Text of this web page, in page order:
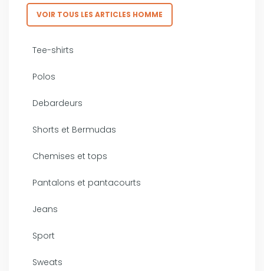
VOIR TOUS LES ARTICLES HOMME
Tee-shirts
Polos
Debardeurs
Shorts et Bermudas
Chemises et tops
Pantalons et pantacourts
Jeans
Sport
Sweats